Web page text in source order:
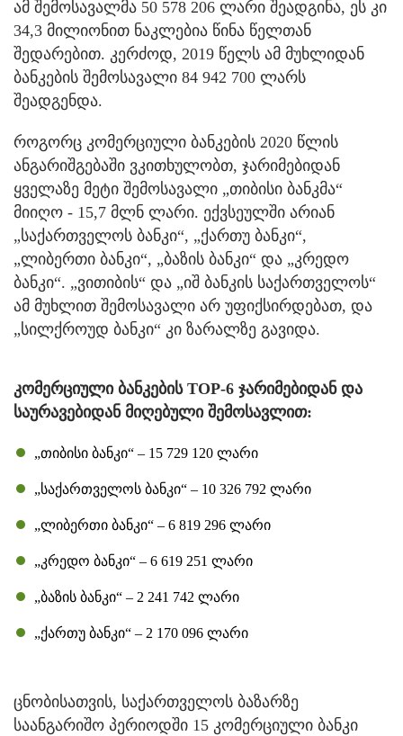
ამ შემოსავალმა 50 578 206 ლარი შეადგინა, ეს კი
34,3 მილიონით ნაკლებია წინა წელთან
შედარებით. კერძოდ, 2019 წელს ამ მუხლიდან
ბანკების შემოსავალი 84 942 700 ლარს
შეადგენდა.
როგორც კომერციული ბანკების 2020 წლის
ანგარიშგებაში ვკითხულობთ, ჯარიმებიდან
ყველაზე მეტი შემოსავალი „თიბისი ბანკმა“
მიიღო - 15,7 მლნ ლარი. ექვსეულში არიან
„საქართველოს ბანკი“, „ქართუ ბანკი“,
„ლიბერთი ბანკი“, „ბაზის ბანკი“ და „კრედო
ბანკი“. „ვითიბის“ და „იშ ბანკის საქართველოს“
ამ მუხლით შემოსავალი არ უფიქსირდებათ, და
„სილქროუდ ბანკი“ კი ზარალზე გავიდა.
კომერციული ბანკების TOP-6 ჯარიმებიდან და
საურავებიდან მიღებული შემოსავლით:
„თიბისი ბანკი“ – 15 729 120 ლარი
„საქართველოს ბანკი“ – 10 326 792 ლარი
„ლიბერთი ბანკი“ – 6 819 296 ლარი
„კრედო ბანკი“ – 6 619 251 ლარი
„ბაზის ბანკი“ – 2 241 742 ლარი
„ქართუ ბანკი“ – 2 170 096 ლარი
ცნობისათვის, საქართველოს ბაზარზე
საანგარიშო პერიოდში 15 კომერციული ბანკი